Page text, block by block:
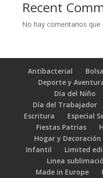
Recent
No hay comentarios que
Antibacterial
Deporte y
Día del Niño
Día del Trabajador
Escritura
Especial
Fiestas Patrias
Hogar y Decoración
Infantil
Limited
Linea
Made in Europe